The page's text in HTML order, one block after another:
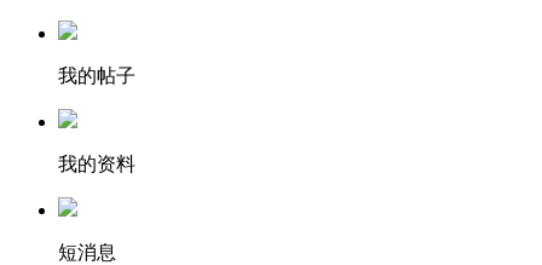
我的帖子
我的资料
短消息